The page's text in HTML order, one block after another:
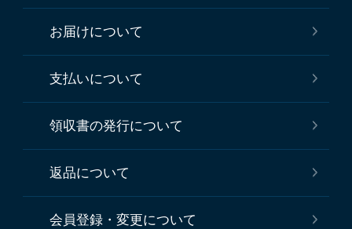
お届けについて
支払いについて
領収書の発行について
返品について
会員登録・変更について